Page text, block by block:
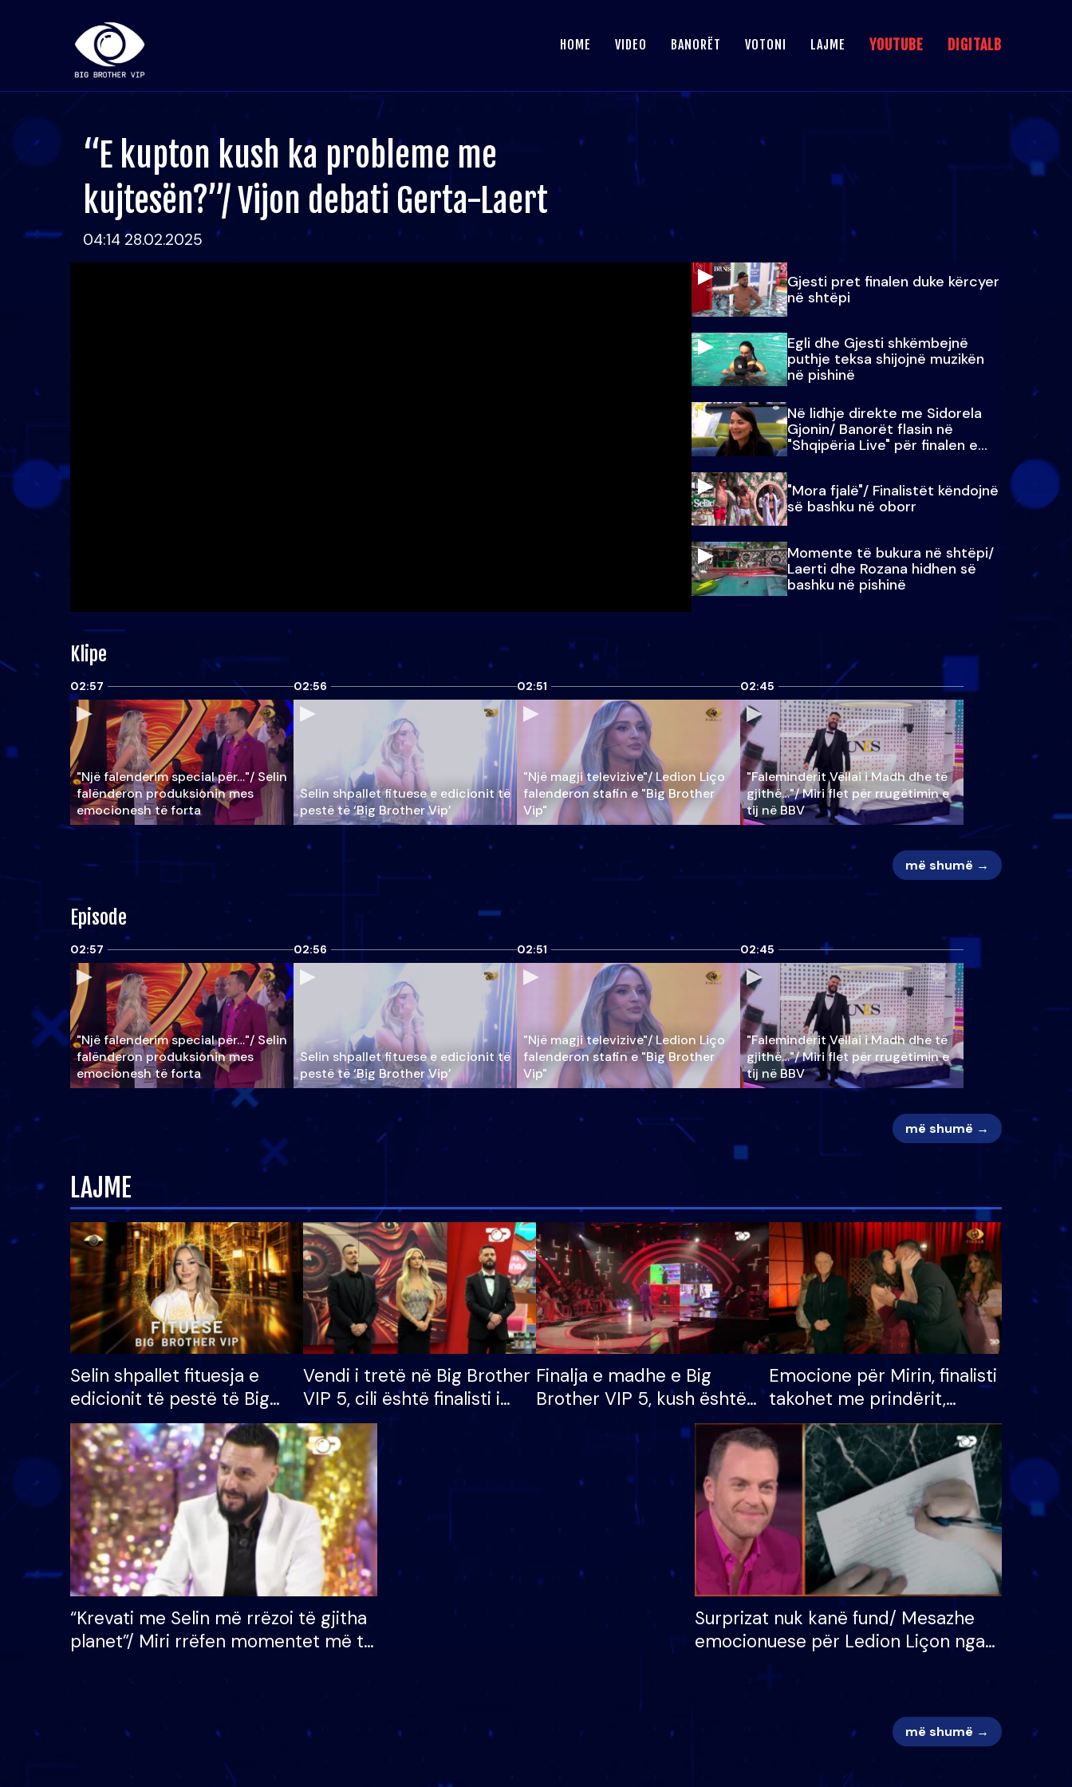
HOME VIDEO BANORËT VOTONI LAJME YOUTUBE DIGITALB
“E kupton kush ka probleme me
kujtesën?”/ Vijon debati Gerta-Laert
04:14 28.02.2025
Gjesti pret finalen duke kërcyer
në shtëpi
Egli dhe Gjesti shkëmbejnë
puthje teksa shijojnë muzikën
në pishinë
Në lidhje direkte me Sidorela
Gjonin/ Banorët flasin në
"Shqipëria Live" për finalen e
madhe
"Mora fjalë"/ Finalistët këndojnë
së bashku në oborr
Momente të bukura në shtëpi/
Laerti dhe Rozana hidhen së
bashku në pishinë
Klipe
02:57
"Një falenderim special për…"/ Selin
falënderon produksionin mes
emocionesh të forta
02:56
Selin shpallet fituese e edicionit të
pestë të ‘Big Brother Vip’
02:51
"Një magji televizive"/ Ledion Liço
falenderon stafin e "Big Brother
Vip"
02:45
"Faleminderit Vëllai i Madh dhe të
gjithë…"/ Miri flet për rrugëtimin e
tij në BBV
më shumë →
Episode
02:57
"Një falenderim special për…"/ Selin
falënderon produksionin mes
emocionesh të forta
02:56
Selin shpallet fituese e edicionit të
pestë të ‘Big Brother Vip’
02:51
"Një magji televizive"/ Ledion Liço
falenderon stafin e "Big Brother
Vip"
02:45
"Faleminderit Vëllai i Madh dhe të
gjithë…"/ Miri flet për rrugëtimin e
tij në BBV
më shumë →
LAJME
Selin shpallet fituesja e
edicionit të pestë të Big
Brother VIP, rrëmben
çmimin e madh prej 100
mijë eurosh
Vendi i tretë në Big Brother
VIP 5, cili është finalisti i
radhës që lë shtëpinë
Finalja e madhe e Big
Brother VIP 5, kush është
banori i parë që lë shtëpinë
dhe humb mundësinë për
të fituar çmimin e madh
Emocione për Mirin, finalisti
takohet me prindërit,
vajzën dhe bashkëshorten:
S’kemi ndonjë letër divorci
apo jo?
“Krevati me Selin më rrëzoi të gjitha
planet”/ Miri rrëfen momentet më të
mungojë zilja e mëngjesit kur…
Surprizat nuk kanë fund/ Mesazhe
emocionuese për Ledion Liçon nga
më shumë →